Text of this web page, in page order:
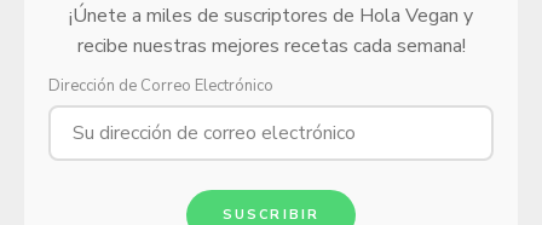
¡Únete a miles de suscriptores de Hola Vegan y
recibe nuestras mejores recetas cada semana!
Dirección de Correo Electrónico
SUSCRIBIR